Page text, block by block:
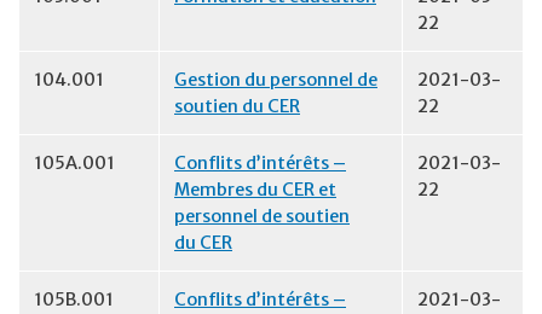
22
104.001
Gestion du personnel de
soutien du CER
2021-03-
22
105A.001
Conflits d’intérêts –
Membres du CER et
personnel de soutien
du CER
2021-03-
22
105B.001
Conflits d’intérêts –
2021-03-